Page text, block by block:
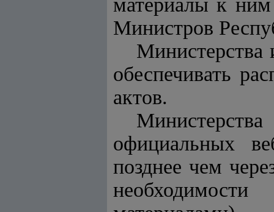
материалы к
Министров
Министерства
обеспечивать
актов.
официальных
позднее чем